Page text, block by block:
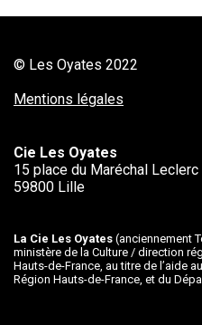
© Les Oyates 2022
Mentions légales
Cie Les Oyates
15 place du Maréchal Leclerc
59800 Lille
La Cie Les Oyates (anciennement
ministère de la Culture / direction
Hauts-de-France, au titre de l’aide
Région Hauts-de-France, et du